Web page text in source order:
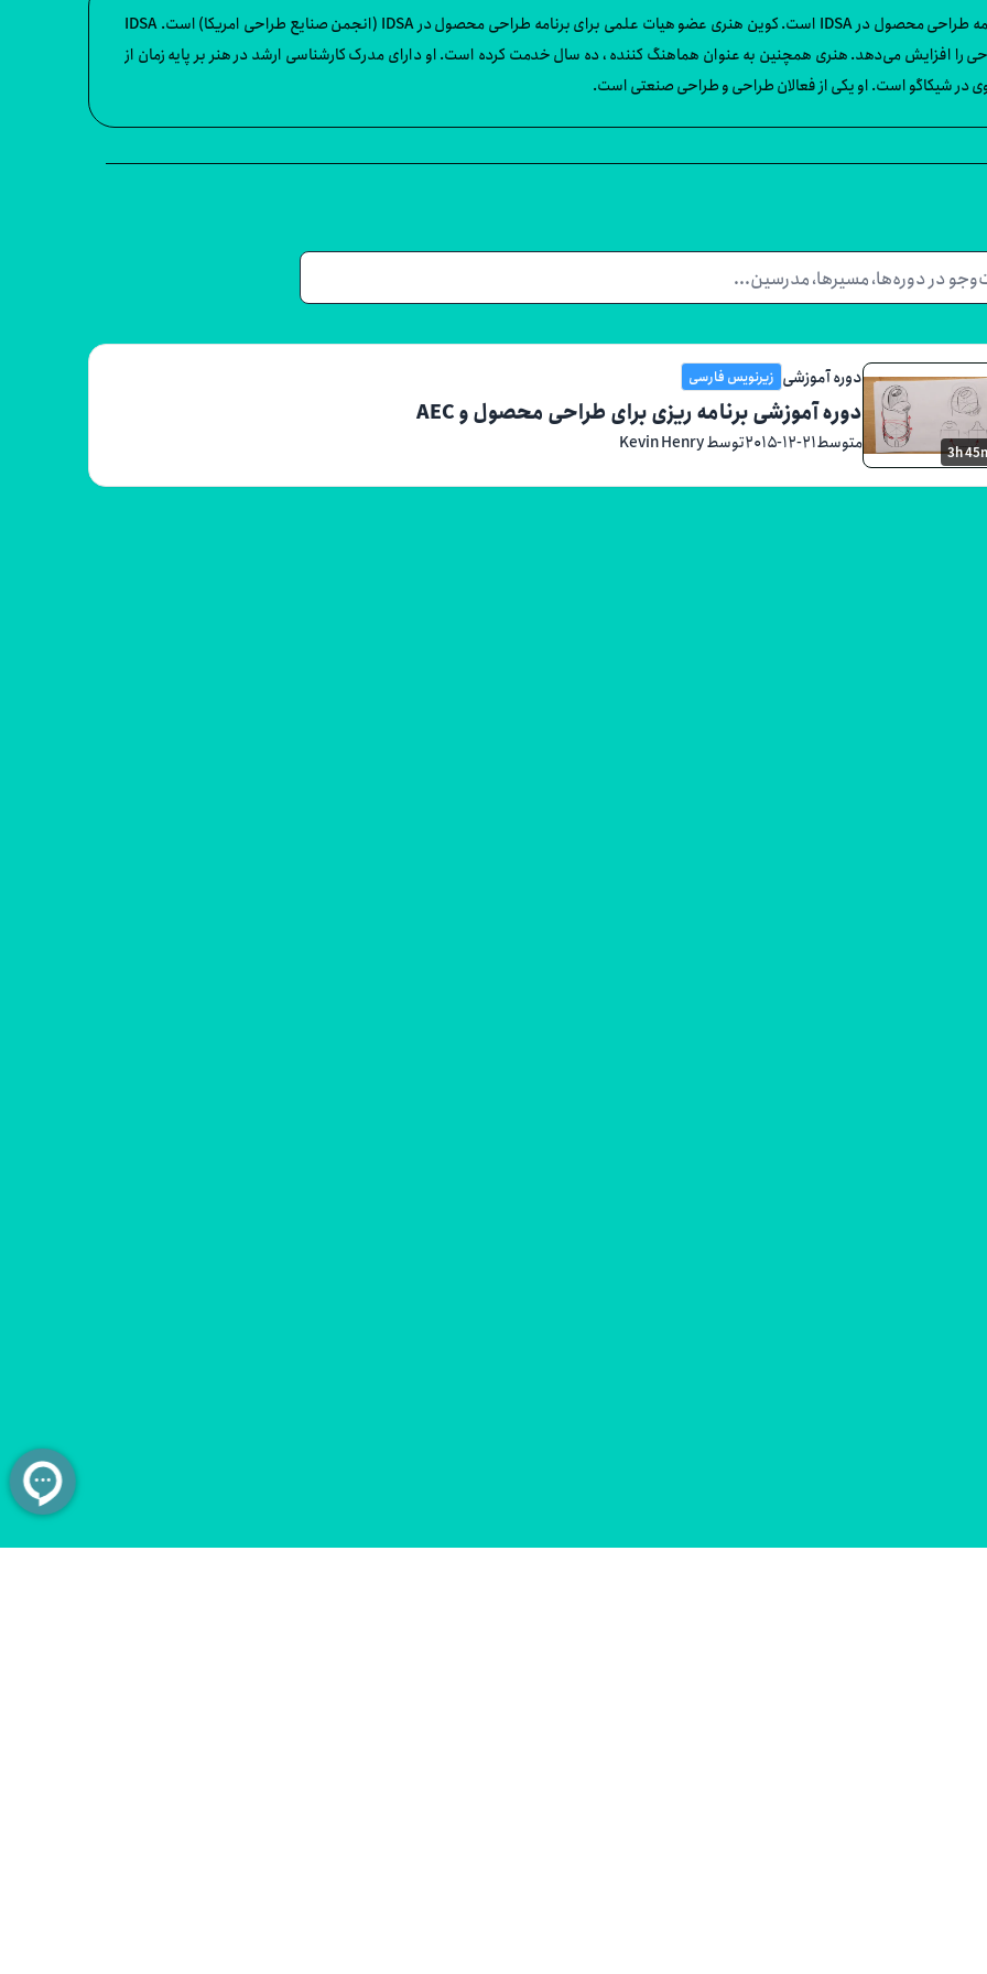
کوین هنری یک طراح صنعتی، مدافع طراحی و عضو بنیاد برنامه طراحی محصول در IDSA است. کوین هنری عضو هیات علمی برای برنامه طراحی محصول در IDSA (انجمن صنایع طراحی امریکا) است. IDSA
افزایش می‌دهد. هنری همچنین به عنوان هماهنگ کننده ، ده سال خدمت کرده است. او دارای مدرک کارشناسی ارشد در هنر بر پایه زمان از
3h
دوره آموزشی زیرنویس فارسی
دوره آموزشی برنامه ریزی برای طراحی محصول و AEC
متوسط۲۰۱۵-۱۲-۲۱توسط Kevin Henry